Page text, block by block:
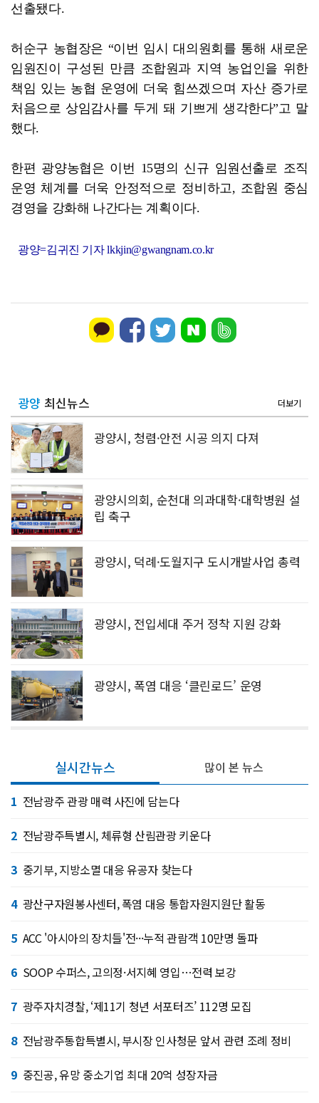
선출됐다.
허순구 농협장은 “이번 임시 대의원회를 통해 새로운
임원진이 구성된 만큼 조합원과 지역 농업인을 위한
책임 있는 농협 운영에 더욱 힘쓰겠으며 자산 증가로
처음으로 상임감사를 두게 돼 기쁘게 생각한다”고 말
했다.
한편 광양농협은 이번 15명의 신규 임원선출로 조직
운영 체계를 더욱 안정적으로 정비하고, 조합원 중심
경영을 강화해 나간다는 계획이다.
광양=김귀진 기자 lkkjin@gwangnam.co.kr
광양 최신뉴스 더보기
광양시, 청렴·안전 시공 의지 다져
광양시의회, 순천대 의과대학·대학병원 설
립 축구
광양시, 덕례·도월지구 도시개발사업 총력
광양시, 전입세대 주거 정착 지원 강화
광양시, 폭염 대응 ‘클린로드’ 운영
실시간뉴스
1 전남광주 관광 매력 사진에 담는다
2 전남광주특별시, 체류형 산림관광 키운다
3 중기부, 지방소멸 대응 유공자 찾는다
4 광산구자원봉사센터, 폭염 대응 통합자원지원단 활동
5 ACC '아시아의 장치들'전···누적 관람객 10만명 돌파
6 SOOP 수퍼스, 고의정·서지혜 영입…전력 보강
7 광주자치경찰, ‘제11기 청년 서포터즈’ 112명 모집
8 전남광주통합특별시, 부시장 인사청문 앞서 관련 조례 정비
9 중진공, 유망 중소기업 최대 20억 성장자금
많이 본 뉴스